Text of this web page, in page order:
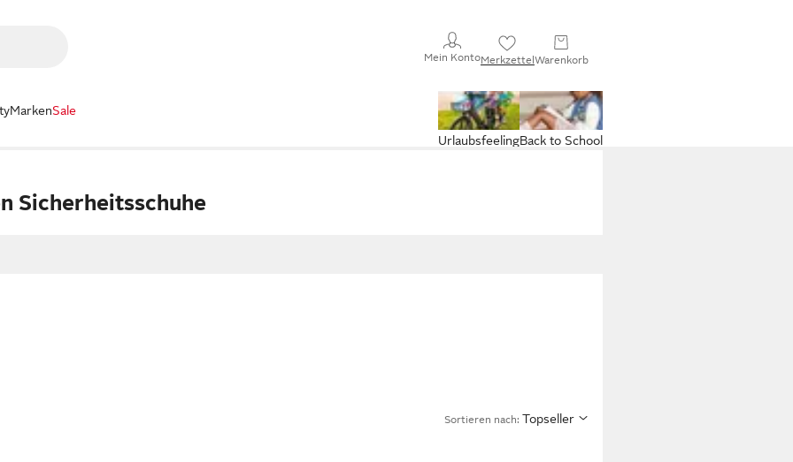
Mein KontoMerkzettelWarenkorb
MarkenSale
Back to School
Urlaubsfeeling
Sicherheitsschuhe
Sortieren nach: Topseller